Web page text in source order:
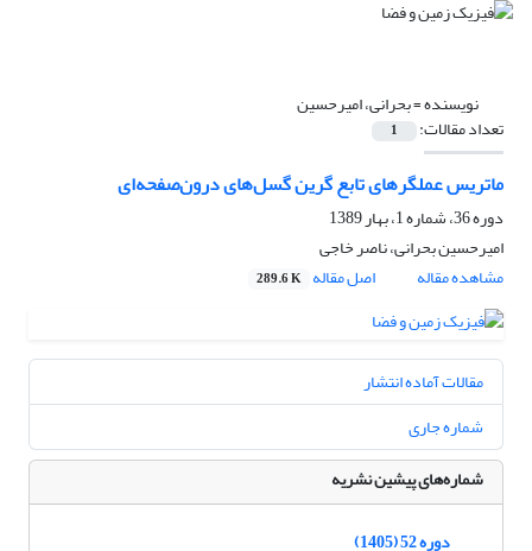
نویسنده =بحرانی، امیرحسین
تعداد مقالات: 1
ماتریس عملگرهای تابع گرین گسل‌های درون‌صفحه‌ای
دوره 36، شماره 1، بهار 1389
امیرحسین بحرانی، ناصر خاجی
مشاهده مقاله
اصل مقاله 289.6 K
مقالات آماده انتشار
شماره جاری
شماره‌های پیشین نشریه
دوره 52 (1405)